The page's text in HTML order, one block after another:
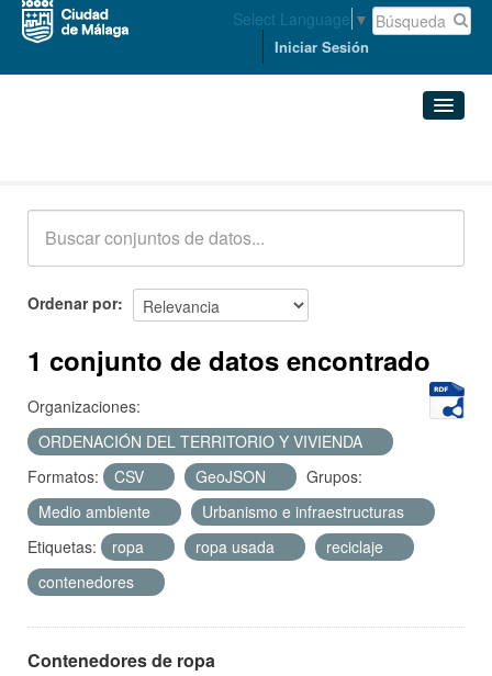
Select Language ▼
Iniciar Sesión
Acerca de
Ordenar por
1 conjunto de datos encontrado
Organizaciones:
ORDENACIÓN DEL TERRITORIO Y VIVIENDA
Formatos:
CSV GeoJSON
Grupos:
Medio ambiente
Urbanismo e infraestructuras
Etiquetas:
ropa ropa usada
reciclaje
contenedores
Contenedores de ropa